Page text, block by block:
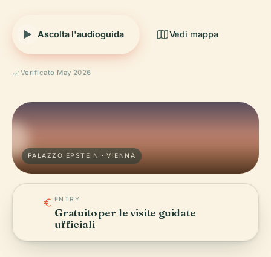
Ascolta l'audioguida Vedi mappa
Verificato May 2026
PALAZZO EPSTEIN · VIENNA
ENTRY
Gratuito per le visite guidate
ufficiali